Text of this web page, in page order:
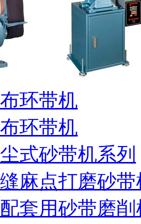
环带机
环带机
式砂带机系列
麻点打磨砂带
套用砂带磨削